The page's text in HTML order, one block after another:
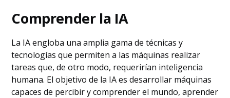
Comprender la IA
La IA engloba una amplia gama de técnicas y
tecnologías que permiten a las máquinas realizar
tareas que, de otro modo, requerirían inteligencia
humana. El objetivo de la IA es desarrollar máquinas
capaces de percibir y comprender el mundo, aprender